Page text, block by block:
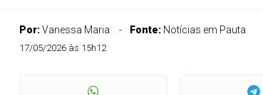
Por:Vanessa Maria Fonte: Notícias em Pauta
17/05/2026 às 15h12